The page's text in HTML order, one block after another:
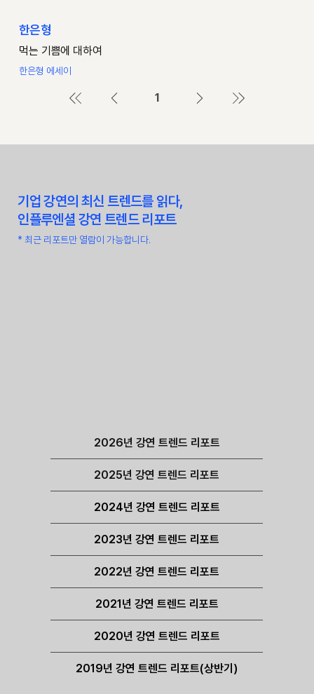
한은형
먹는 기쁨에 대하여
한은형 에세이
1페
2026년 강연 트렌드 리포트
2025년 강연 트렌드 리포트
2024년 강연 트렌드 리포트
2023년 강연 트렌드 리포트
2022년 강연 트렌드 리포트
2021년 강연 트렌드 리포트
2020년 강연 트렌드 리포트
2019년 강연 트렌드 리포트(상반기)
기업 강연의 최신 트렌드를 읽다,
​인플루엔셜 강연 트렌드 리포트
* 최근 리포트만 열람이 가능합니다.